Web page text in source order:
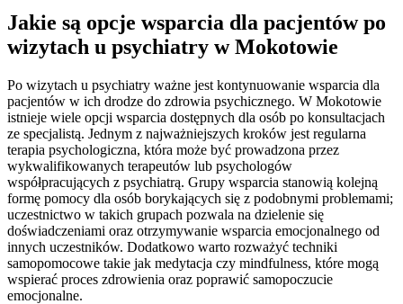
Jakie są opcje wsparcia dla pacjentów po
wizytach u psychiatry w Mokotowie
Po wizytach u psychiatry ważne jest kontynuowanie wsparcia dla
pacjentów w ich drodze do zdrowia psychicznego. W Mokotowie
istnieje wiele opcji wsparcia dostępnych dla osób po konsultacjach
ze specjalistą. Jednym z najważniejszych kroków jest regularna
terapia psychologiczna, która może być prowadzona przez
wykwalifikowanych terapeutów lub psychologów
współpracujących z psychiatrą. Grupy wsparcia stanowią kolejną
formę pomocy dla osób borykających się z podobnymi problemami;
uczestnictwo w takich grupach pozwala na dzielenie się
doświadczeniami oraz otrzymywanie wsparcia emocjonalnego od
innych uczestników. Dodatkowo warto rozważyć techniki
samopomocowe takie jak medytacja czy mindfulness, które mogą
wspierać proces zdrowienia oraz poprawić samopoczucie
emocjonalne.